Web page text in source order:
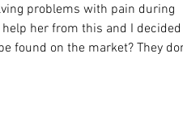
problems with pain during
help her from this and I
found on the market? They